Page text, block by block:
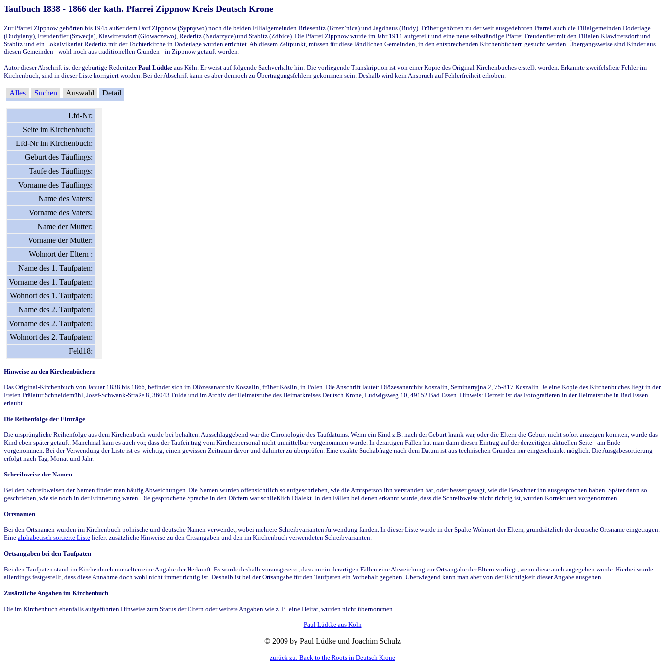
Taufbuch 1838 - 1866 der kath. Pfarrei Zippnow Kreis Deutsch Krone
Zur Pfarrei Zippnow gehörten bis 1945 außer dem Dorf Zippnow (Sypnywo) noch die beiden Filialgemeinden Briesenitz (Brzez`nica) und Jagdhaus (Budy). Früher gehörten zu der weit ausgedehnten Pfarrei auch die Filialgemeinden Doderlage
(Dudylany), Freudenfier (Szwecja), Klawittersdorf (Glowaczewo), Rederitz (Nadarzyce) und Stabitz (Zdbice). Die Pfarrei Zippnow wurde im Jahr 1911 aufgeteilt und eine neue selbständige Pfarrei Freudenfier mit den Filialen Klawittersdorf und
Stabitz und ein Lokalvikariat Rederitz mit der Tochterkirche in Doderlage wurden errichtet. Ab diesem Zeitpunkt, müssen für diese ländlichen Gemeinden, in den entsprechenden Kirchenbüchern gesucht werden. Übergangsweise sind Kinder aus
diesen Gemeinden - wohl noch aus traditionellen Gründen - in Zippnow getauft worden.
Autor dieser Abschrift ist der gebürtige RederitzerPaul Lüdtke aus Köln. Er weist auf folgende Sachverhalte hin: Die vorliegende Transkription ist von einer Kopie des Original-Kirchenbuches erstellt worden. Erkannte zweifelsfreie Fehler im
Kirchenbuch, sind in dieser Liste korrigiert worden. Bei der Abschrift kann es aber dennoch zu Übertragungsfehlern gekommen sein. Deshalb wird kein Anspruch auf Fehlerfreiheit erhoben.
Alles Suchen Auswahl Detail
Lfd-Nr:
Seite im Kirchenbuch:
Lfd-Nr im Kirchenbuch:
Geburt des Täuflings:
Taufe des Täuflings:
Vorname des Täuflings:
Name des Vaters:
Vorname des Vaters:
Name der Mutter:
Vorname der Mutter:
Wohnort der Eltern :
Name des 1. Taufpaten:
Vorname des 1. Taufpaten:
Wohnort des 1. Taufpaten:
Name des 2. Taufpaten:
Vorname des 2. Taufpaten:
Wohnort des 2. Taufpaten:
Feld18:
Hinweise zu den Kirchenbüchern
Das Original-Kirchenbuch von Januar 1838 bis 1866, befindet sich im Diözesanarchiv Koszalin, früher Köslin, in Polen. Die Anschrift lautet: Diözesanarchiv Koszalin, Seminarryjna 2, 75-817 Koszalin. Je eine Kopie des Kirchenbuches liegt in der
Freien Prälatur Schneidemühl, Josef-Schwank-Straße 8, 36043 Fulda und im Archiv der Heimatstube des Heimatkreises Deutsch Krone, Ludwigsweg 10, 49152 Bad Essen. Hinweis: Derzeit ist das Fotografieren in der Heimatstube in Bad Essen
erlaubt.
Die Reihenfolge der Einträge
Die ursprüngliche Reihenfolge aus dem Kirchenbuch wurde bei behalten. Ausschlaggebend war die Chronologie des Taufdatums. Wenn ein Kind z.B. nach der Geburt krank war, oder die Eltern die Geburt nicht sofort anzeigen konnten, wurde das
Kind eben später getauft. Manchmal kam es auch vor, dass der Taufeintrag vom Kirchenpersonal nicht unmittelbar vorgenommen wurde. In derartigen Fällen hat man dann diesen Eintrag auf der derzeitigen aktuellen Seite - am Ende -
vorgenommen. Bei der Verwendung der Liste ist es wichtig, einen gewissen Zeitraum davor und dahinter zu überprüfen. Eine exakte Suchabfrage nach dem Datum ist aus technischen Gründen nur eingeschränkt möglich. Die Ausgabesortierung
erfolgt nach Tag, Monat und Jahr.
Schreibweise der Namen
Bei den Schreibweisen der Namen findet man häufig Abweichungen. Die Namen wurden offensichtlich so aufgeschrieben, wie die Amtsperson ihn verstanden hat, oder besser gesagt, wie die Bewohner ihn ausgesprochen haben. Später dann so
geschrieben, wie sie noch in der Erinnerung waren. Die gesprochene Sprache in den Dörfern war schließlich Dialekt. In den Fällen bei denen erkannt wurde, dass die Schreibweise nicht richtig ist, wurden Korrekturen vorgenommen.
Ortsnamen
Bei den Ortsnamen wurden im Kirchenbuch polnische und deutsche Namen verwendet, wobei mehrere Schreibvarianten Anwendung fanden. In dieser Liste wurde in der Spalte Wohnort der Eltern, grundsätzlich der deutsche Ortsname eingetragen.
Eine alphabetisch sortierte Liste liefert zusätzliche Hinweise zu den Ortsangaben und den im Kirchenbuch verwendeten Schreibvarianten.
Ortsangaben bei den Taufpaten
Bei den Taufpaten stand im Kirchenbuch nur selten eine Angabe der Herkunft. Es wurde deshalb vorausgesetzt, dass nur in derartigen Fällen eine Abweichung zur Ortsangabe der Eltern vorliegt, wenn diese auch angegeben wurde. Hierbei wurde
allerdings festgestellt, dass diese Annahme doch wohl nicht immer richtig ist. Deshalb ist bei der Ortsangabe für den Taufpaten ein Vorbehalt gegeben. Überwiegend kann man aber von der Richtigkeit dieser Angabe ausgehen.
Zusätzliche Angaben im Kirchenbuch
Die im Kirchenbuch ebenfalls aufgeführten Hinweise zum Status der Eltern oder weitere Angaben wie z. B. eine Heirat, wurden nicht übernommen.
Paul Lüdtke aus Köln
© 2009 by Paul Lüdke und Joachim Schulz
zurück zu: Back to the Roots in Deutsch Krone